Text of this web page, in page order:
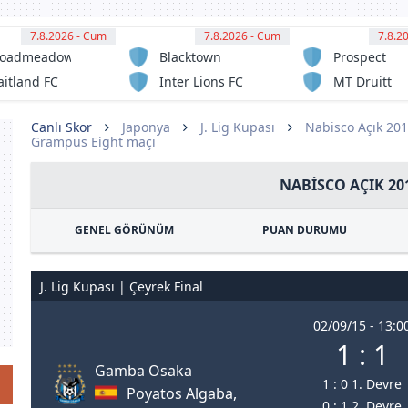
11:00
7.8.2026 - Cum
FCFC
11:00
7.8.2026 - Cum
Blacktown
Spartans FC
Inter Lions FC
Prospect
United
MT Druitt
Rangers
Canlı Skor Japonya J. Lig Kupası Nabisco Açık
Grampus Eight maçı
NABISCO AÇIK
GENEL GÖRÜNÜM PUAN DURUMU
J. Lig Kupası | Çeyrek Final
Gamba Osaka
Poyatos Algaba,
02/09/15 -
1 : 1
1 : 0 1. Devre